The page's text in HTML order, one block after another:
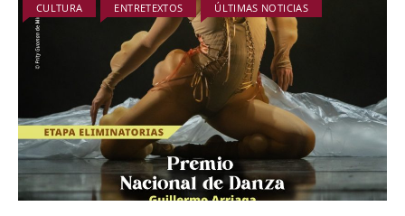
CULTURA ENTRETEXTOS ÚLTIMAS NOTICIAS